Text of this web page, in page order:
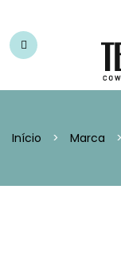
Início > Marca >